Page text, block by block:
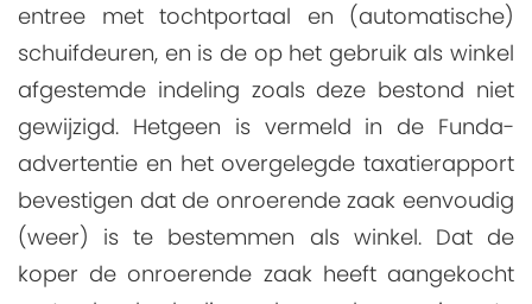
entree met tochtportaal en (automatische)
schuifdeuren, en is de op het gebruik als winkel
afgestemde indeling zoals deze bestond niet
gewijzigd. Hetgeen is vermeld in de Funda-
advertentie en het overgelegde taxatierapport
bevestigen dat de onroerende zaak eenvoudig
(weer) is te bestemmen als winkel. Dat de
koper de onroerende zaak heeft aangekocht